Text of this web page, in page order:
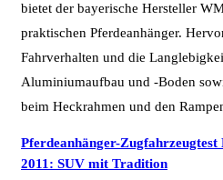
bietet der bayerische Hersteller
praktischen Pferdeanhänger.
Fahrverhalten und die
Aluminiumaufbau und -Boden
beim Heckrahmen und den
Pferdeanhänger-
2011: SUV mit Tradition